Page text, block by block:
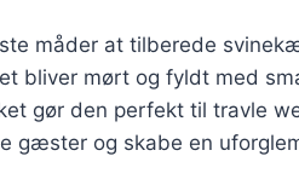
måder at tilberede
bliver mørt og fyldt med
gør den perfekt til travle
gæster og skabe en